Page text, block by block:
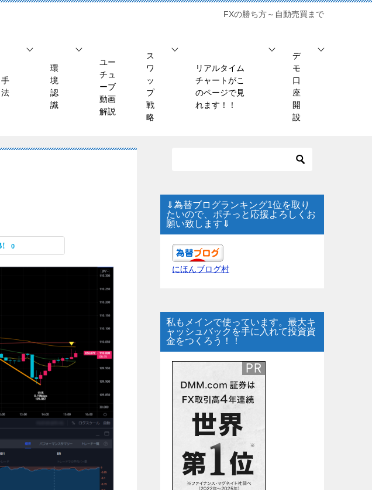
FXの勝ち方～自動売買まで
手
法
環
境
認
識
ユー
チュ
ーブ
動画
解説
ス
ワ
ッ
プ
戦
略
リアルタイム
チャートがこ
のページで見
れます！！
デ
モ
口
座
開
設
0
⇓為替ブログランキング1位を取り
たいので、ポチっと応援よろしくお
願い致します⇓
にほんブログ村
私もメインで使っています。最大キ
ャッシュバックを手に入れて投資資
金をつくろう！！